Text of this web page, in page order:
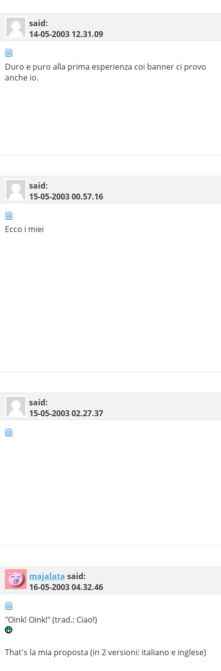
said:
14-05-2003 12.31.09
Duro e puro alla prima esperienza coi banner ci provo
anche io.
said:
15-05-200300.57.16
Ecco i miei
said:
15-05-200302.27.37
majalata said:
16-05-200304.32.46
"Oink! Oink!" (trad.: Ciao!)
That's la mia proposta (in 2 versioni: italiano e inglese)